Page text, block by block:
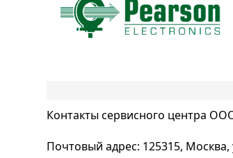
Контакты сервисного центра
Почтовый адрес: 125315, Москва,